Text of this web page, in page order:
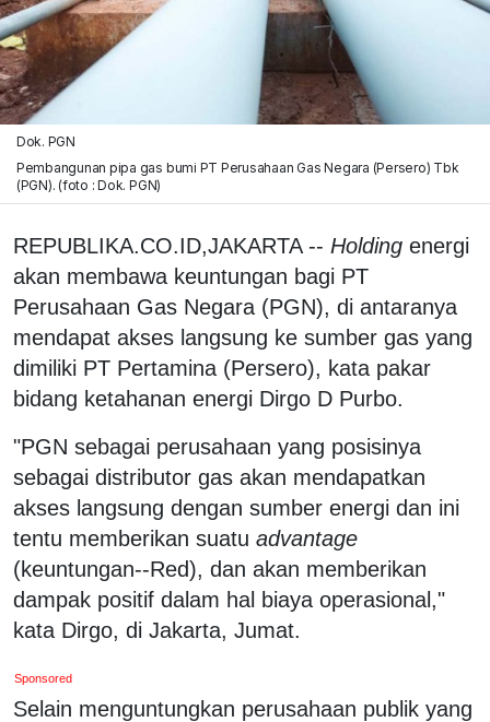
Dok. PGN
Pembangunan pipa gas bumi PT Perusahaan Gas Negara (Persero) Tbk
(PGN). (foto : Dok. PGN)
REPUBLIKA.CO.ID,JAKARTA -- Holding energi
akan membawa keuntungan bagi PT
Perusahaan Gas Negara (PGN), di antaranya
mendapat akses langsung ke sumber gas yang
dimiliki PT Pertamina (Persero), kata pakar
bidang ketahanan energi Dirgo D Purbo.
"PGN sebagai perusahaan yang posisinya
sebagai distributor gas akan mendapatkan
akses langsung dengan sumber energi dan ini
tentu memberikan suatu advantage
(keuntungan--Red), dan akan memberikan
dampak positif dalam hal biaya operasional,"
kata Dirgo, di Jakarta, Jumat.
Sponsored
Selain menguntungkan perusahaan publik yang